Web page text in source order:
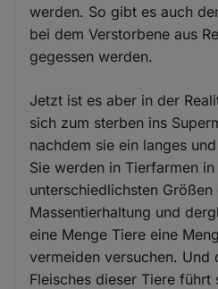
werden. So gibt es auch
bei dem Verstorbene aus
gegessen werden.
Jetzt ist es aber in der
sich zum sterben ins
nachdem sie ein langes
Sie werden in Tierfarmen
unterschiedlichsten Größen
Massentierhaltung und
eine Menge Tiere eine
vermeiden versuchen. Und
Fleisches dieser Tiere